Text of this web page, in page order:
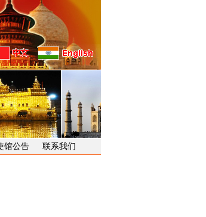
馆公告 联系我们